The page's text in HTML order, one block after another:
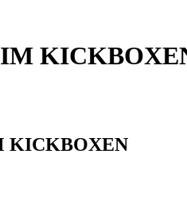
KICKBOXEN